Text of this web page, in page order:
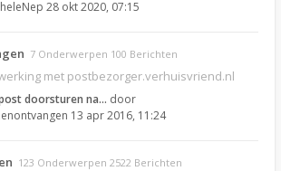
28 okt 2020, 07:15
7 Onderwerpen 100 Berichten
met postbezorger.verhuisvriend.nl
doorsturen na… door
13 apr 2016, 11:24
123 Onderwerpen 2522 Berichten